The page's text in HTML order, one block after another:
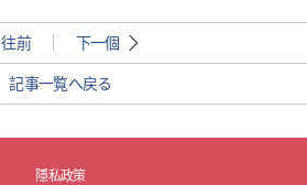
往前 下一個
記事一覧へ戻る
隱私政策